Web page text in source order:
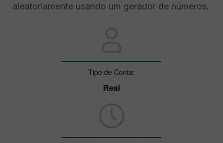
aleatoriamente usando um gerador de números.
Tipo de Conta:
Real